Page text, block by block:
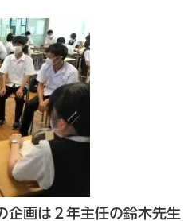
企画は２年主任の鈴木先生